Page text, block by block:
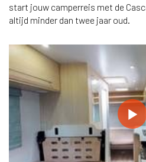
start jouw camperreis met de
altijd minder dan twee jaar oud.